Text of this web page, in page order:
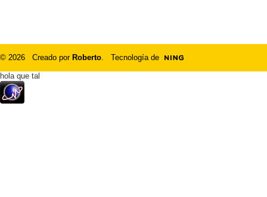
© 2026 Creado por Roberto. Tecnología de
hola que tal